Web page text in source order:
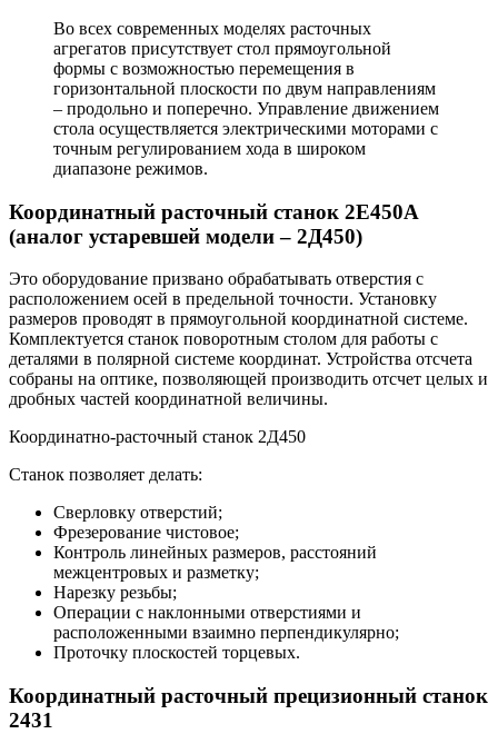
Во всех современных моделях расточных
агрегатов присутствует стол прямоугольной
формы с возможностью перемещения в
горизонтальной плоскости по двум направлениям
– продольно и поперечно. Управление движением
стола осуществляется электрическими моторами с
точным регулированием хода в широком
диапазоне режимов.
Координатный расточный станок 2Е450А
(аналог устаревшей модели – 2Д450)
Это оборудование призвано обрабатывать отверстия с
расположением осей в предельной точности. Установку
размеров проводят в прямоугольной координатной системе.
Комплектуется станок поворотным столом для работы с
деталями в полярной системе координат. Устройства отсчета
собраны на оптике, позволяющей производить отсчет целых и
дробных частей координатной величины.
Координатно-расточный станок 2Д450
Станок позволяет делать:
Сверловку отверстий;
Фрезерование чистовое;
Контроль линейных размеров, расстояний
межцентровых и разметку;
Нарезку резьбы;
Операции с наклонными отверстиями и
расположенными взаимно перпендикулярно;
Проточку плоскостей торцевых.
Координатный расточный прецизионный станок
2431